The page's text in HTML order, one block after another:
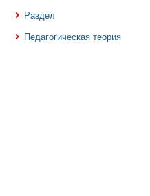
Раздел
Педагогическая теория